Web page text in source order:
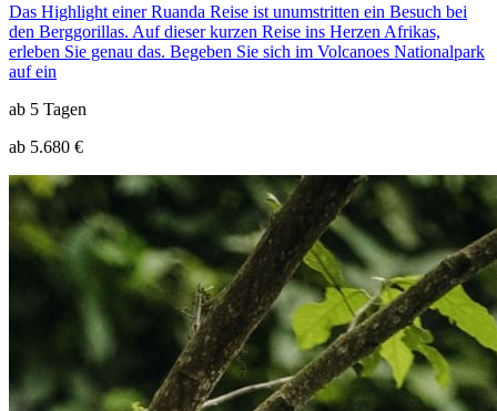
Das Highlight einer Ruanda Reise ist unumstritten ein Besuch bei
den Berggorillas. Auf dieser kurzen Reise ins Herzen Afrikas,
erleben Sie genau das. Begeben Sie sich im Volcanoes Nationalpark
auf ein
ab 5 Tagen
ab 5.680 €